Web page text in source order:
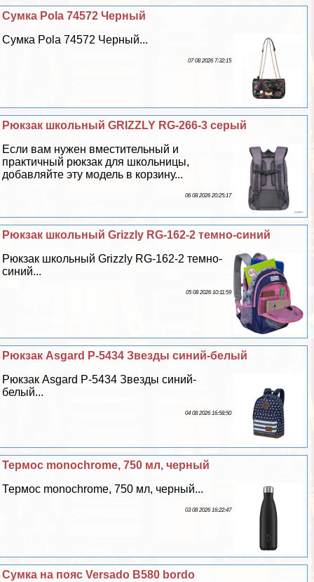
Сумка Pola 74572 Черный
Сумка Pola 74572 Черный...
07 08 2026 7:32:15
Рюкзак школьный GRIZZLY RG-266-3 серый
Если вам нужен вместительный и
пpaктичный рюкзак для школьницы,
добавляйте эту модель в корзину...
06 08 2026 20:25:17
Рюкзак школьный Grizzly RG-162-2 темно-синий
Рюкзак школьный Grizzly RG-162-2 темно-
синий...
05 08 2026 10:11:59
Рюкзак Asgard Р-5434 Звезды синий-белый
Рюкзак Asgard Р-5434 Звезды синий-
белый...
04 08 2026 16:58:50
Термос monochrome, 750 мл, черный
Термос monochrome, 750 мл, черный...
03 08 2026 16:22:47
Сумка на пояс Versado B580 bordo